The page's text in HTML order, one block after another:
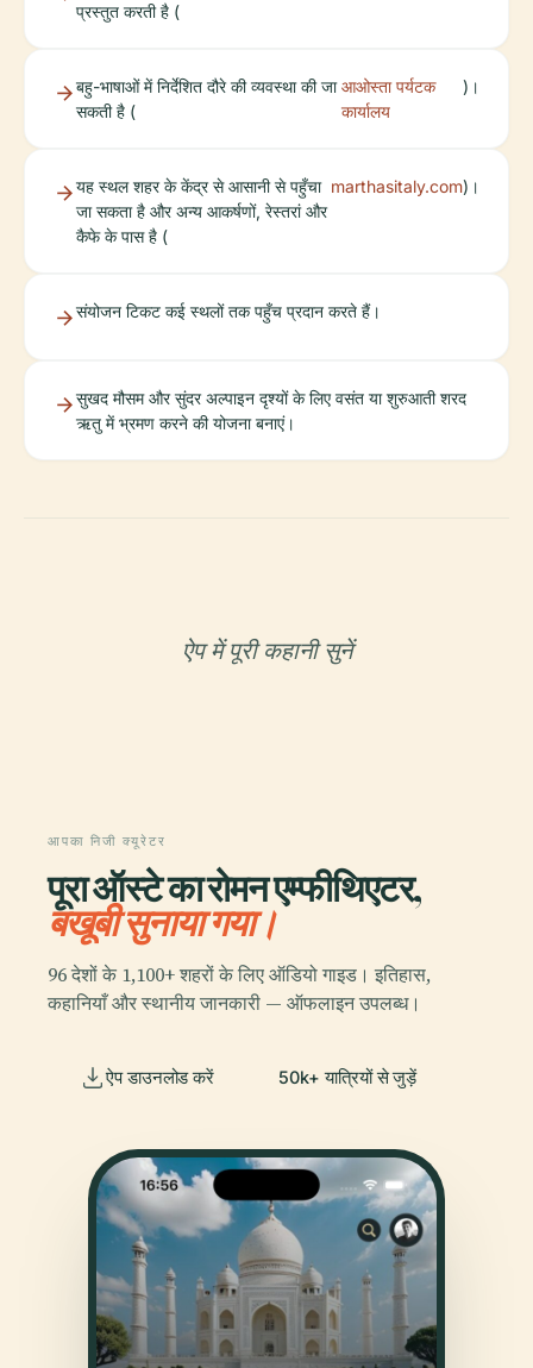
प्रस्तुत करती है (
बहु-भाषाओं में निर्देशित दौरे की व्यवस्था की जा
सकती है (
आओस्ता पर्यटक
कार्यालय
)।
यह स्थल शहर के केंद्र से आसानी से पहुँचा
जा सकता है और अन्य आकर्षणों, रेस्तरां और
कैफे के पास है (
marthasitaly.com)।
संयोजन टिकट कई स्थलों तक पहुँच प्रदान करते हैं।
सुखद मौसम और सुंदर अल्पाइन दृश्यों के लिए वसंत या शुरुआती शरद
ऋतु में भ्रमण करने की योजना बनाएं।
ऐप में पूरी कहानी सुनें
आपका निजी क्यूरेटर
पूरा ऑस्टे का रोमन एम्फीथिएटर,
बखूबी सुनाया गया।
96 देशों के 1,100+ शहरों के लिए ऑडियो गाइड। इतिहास,
कहानियाँ और स्थानीय जानकारी — ऑफलाइन उपलब्ध।
ऐप डाउनलोड करें 50k+ यात्रियों से जुड़ें